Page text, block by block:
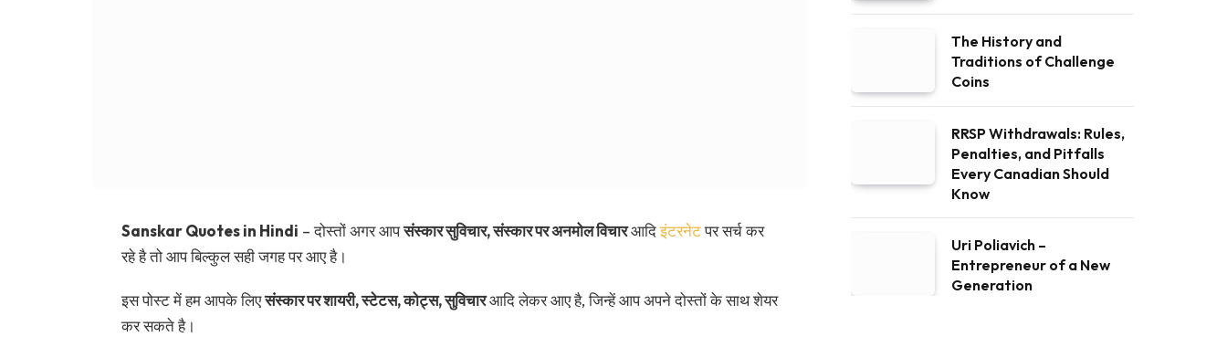
Sanskar Quotes in Hindi – दोस्तों अगर आपसंस्कार सुविचार, संस्कार पर अनमोल विचारआदिइंटरनेटपर सर्च कर
रहे है तो आप बिल्कुल सही जगह पर आए है।
इस पोस्ट में हम आपके लिएसंस्कार पर शायरी, स्टेटस, कोट्स, सुविचारआदि लेकर आए है, जिन्हें आप अपने दोस्तों के साथ शेयर
कर सकते है।
The History and
Traditions of Challenge
Coins
RRSP Withdrawals: Rules,
Penalties, and Pitfalls
Every Canadian Should
Know
Uri Poliavich –
Entrepreneur of a New
Generation